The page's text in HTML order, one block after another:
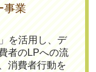
事業
を活用し、デ
者のLPへの流
消費者行動を